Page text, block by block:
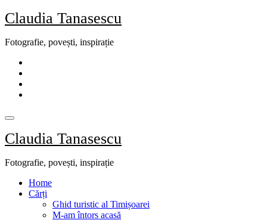
Skip
to
Claudia Tanasescu
Fotografie, povești, inspirație
Claudia Tanasescu
Fotografie, povești, inspirație
Home
Cărți
Ghid turistic al Timișoarei
M-am întors acasă